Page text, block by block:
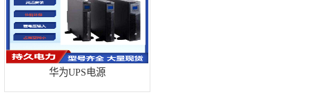
华为UPS电源
西恩迪蓄电池